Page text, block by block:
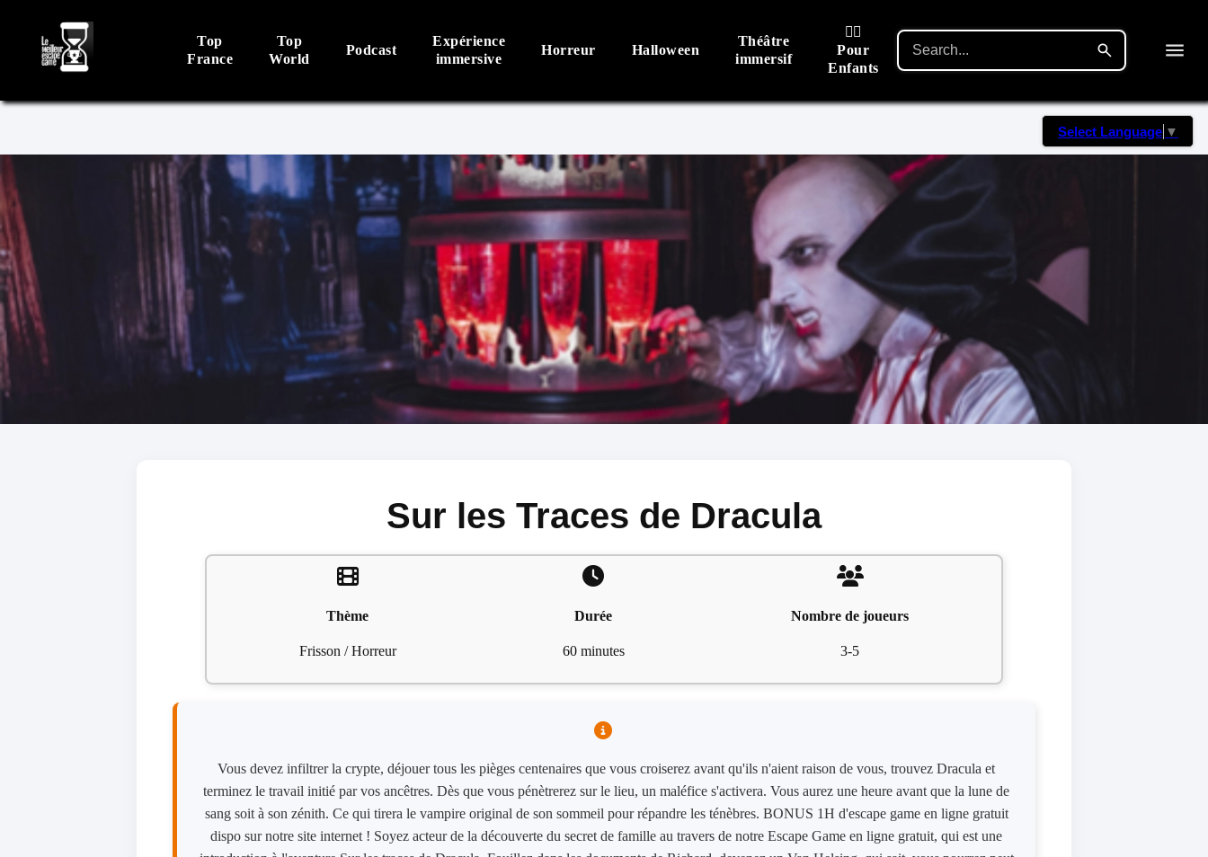
Top
France
Top
World
Podcast
Expérience
immersive
Horreur Halloween
Théâtre
immersif
🙋‍♂️
Pour
Enfants
Select Language ▼
Sur les Traces de Dracula
Thème
Frisson / Horreur
Durée
60 minutes
Nombre de joueurs
3-5
Vous devez infiltrer la crypte, déjouer tous les pièges centenaires que vous croiserez avant qu'ils n'aient raison de vous, trouvez Dracula et
terminez le travail initié par vos ancêtres. Dès que vous pénètrerez sur le lieu, un maléfice s'activera. Vous aurez une heure avant que la lune de
sang soit à son zénith. Ce qui tirera le vampire original de son sommeil pour répandre les ténèbres. BONUS 1H d'escape game en ligne gratuit
dispo sur notre site internet ! Soyez acteur de la découverte du secret de famille au travers de notre Escape Game en ligne gratuit, qui est une